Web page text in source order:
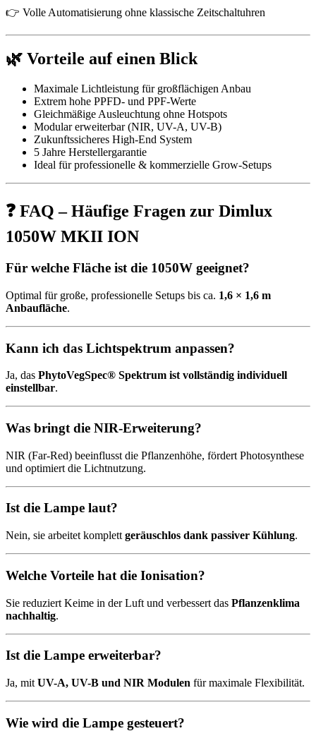
👉 Volle Automatisierung ohne klassische Zeitschaltuhren
🌿 Vorteile auf einen Blick
Maximale Lichtleistung für großflächigen Anbau
Extrem hohe PPFD- und PPF-Werte
Gleichmäßige Ausleuchtung ohne Hotspots
Modular erweiterbar (NIR, UV-A, UV-B)
Zukunftssicheres High-End System
5 Jahre Herstellergarantie
Ideal für professionelle & kommerzielle Grow-Setups
❓ FAQ – Häufige Fragen zur Dimlux
1050W MKII ION
Für welche Fläche ist die 1050W geeignet?
Optimal für große, professionelle Setups bis ca. 1,6 × 1,6 m
Anbaufläche.
Kann ich das Lichtspektrum anpassen?
Ja, das PhytoVegSpec® Spektrum ist vollständig individuell
einstellbar.
Was bringt die NIR-Erweiterung?
NIR (Far-Red) beeinflusst die Pflanzenhöhe, fördert Photosynthese
und optimiert die Lichtnutzung.
Ist die Lampe laut?
Nein, sie arbeitet komplett geräuschlos dank passiver Kühlung.
Welche Vorteile hat die Ionisation?
Sie reduziert Keime in der Luft und verbessert das Pflanzenklima
nachhaltig.
Ist die Lampe erweiterbar?
Ja, mit UV-A, UV-B und NIR Modulen für maximale Flexibilität.
Wie wird die Lampe gesteuert?